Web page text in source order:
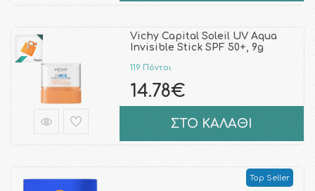
Vichy Capital Soleil UV Aqua
Invisible Stick SPF 50+, 9g
119 Πόντοι
14.78€
ΣΤΟ ΚΑΛΑΘΙ
Top Seller